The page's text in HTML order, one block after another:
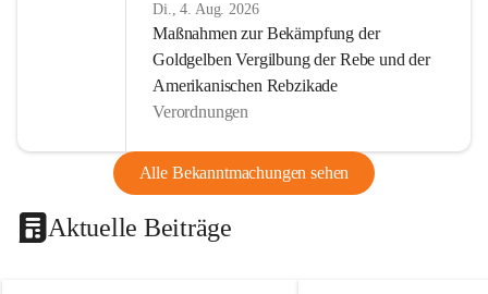
Di., 4. Aug. 2026
Maßnahmen zur Bekämpfung der
Goldgelben Vergilbung der Rebe und der
Amerikanischen Rebzikade
Verordnungen
Alle Bekanntmachungen sehen
Aktuelle Beiträge